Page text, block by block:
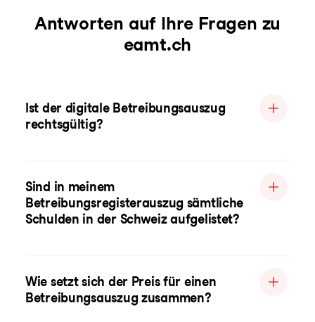
Antworten auf Ihre Fragen zu
eamt.ch
Ist der digitale Betreibungsauszug
rechtsgültig?
Sind in meinem
Betreibungsregisterauszug sämtliche
Schulden in der Schweiz aufgelistet?
Wie setzt sich der Preis für einen
Betreibungsauszug zusammen?